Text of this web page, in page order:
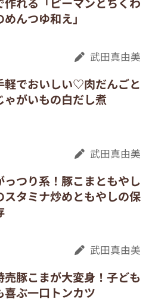
めんつゆ和え」
武田真由美
軽でおいしい♡肉だんごと
ゃがいもの白だし煮
武田真由美
っつり系！豚こまともやし
スタミナ炒めともやしの保
武田真由美
売豚こまが大変身！子ども
喜ぶ一口トンカツ